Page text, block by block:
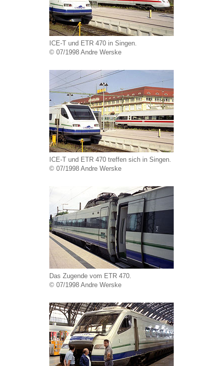
ICE-T und ETR 470 in Singen.
© 07/1998 Andre Werske
ICE-T und ETR 470 treffen sich in Singen.
© 07/1998 Andre Werske
Das Zugende vom ETR 470.
© 07/1998 Andre Werske